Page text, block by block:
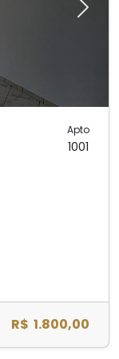
Next
Apto
1001
R$ 1.800,00